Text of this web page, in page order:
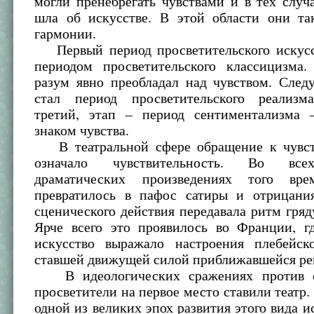
шла об искусстве. В этой области они
гармонии.
Первый период просветительского
периодом просветительского
разум явно преобладал над чувством.
стал период просветительского
третий, этап – период
знаком чувства.
В театральной сфере обращение к
означало чувствительность. Во
драматических произведениях того
превратилось в пафос сатиры и
сценического действия передавала ритм
Ярче всего это проявилось во Франции,
искусство выражало настроения
ставшей движущей силой приближавшейся
В идеологических сражениях против
просветители на первое место ставили
одной из великих эпох развития этого вида